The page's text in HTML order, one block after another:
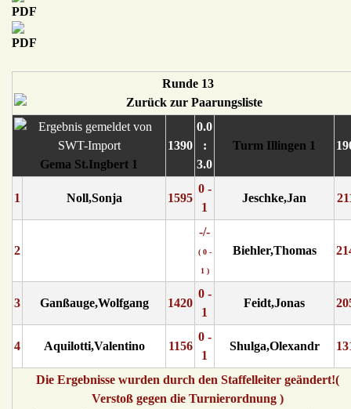
Runde 13
Gema St.Ingbert 1
1390
0.0
:
3.0
Turm Illingen 1
1 Noll,Sonja 1595
0 -
1
Jeschke,Jan
2
-/-
( 0 -
1 )
Biehler,Thomas
3 Ganßauge,Wolfgang 1420
0 -
1
Feidt,Jonas
4 Aquilotti,Valentino 1156
0 -
1
Shulga,Olexandr
Die Ergebnisse wurden durch den Staffelleiter geändert!(
Verstoß gegen die Turnierordnung )